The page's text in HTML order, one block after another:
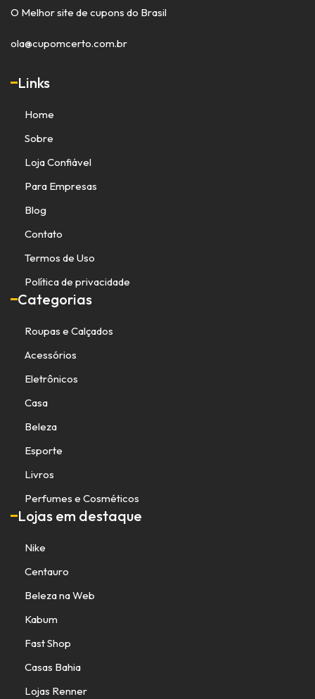
O Melhor site de cupons do Brasil
ola@cupomcerto.com.br
Links
Home
Sobre
Loja Confiável
Para Empresas
Blog
Contato
Termos de Uso
Política de privacidade
Categorias
Roupas e Calçados
Acessórios
Eletrônicos
Casa
Beleza
Esporte
Livros
Perfumes e Cosméticos
Lojas em destaque
Nike
Centauro
Beleza na Web
Kabum
Fast Shop
Casas Bahia
Lojas Renner